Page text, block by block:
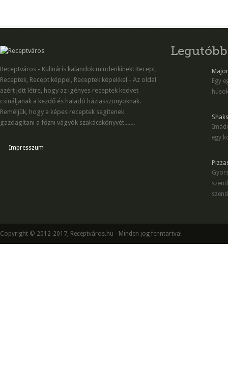
Receptváros - Kulináris kalandok mindenkinek! Recept,
Receptek, Recept képpel, Receptek képekkel - Az oldal
azért jött létre, hogy az igényes receptek kedvet
csináljanak a kezdő és haladó háziasszonyoknak.
Reméljük, hogy a képes receptek segítenek
gazdagítani a főzni vágyók szakácskönyvét.......
Impresszum
Egy
egy
Copyright © 2012-2017, Receptváros.hu - Minden jog fenntartva!